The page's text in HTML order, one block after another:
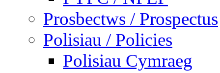
Prosbectws / Prospectus
Polisiau / Policies
Polisiau Cymraeg